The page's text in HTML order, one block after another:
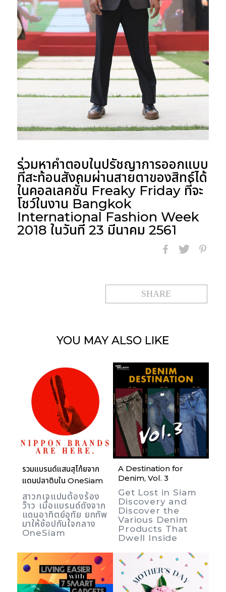
ร่วมหาคำตอบในปรัชญาการออกแบบ
ที่สะท้อนสังคมผ่านสายตาของสิทธ์ได้
ในคอลเลคชั่น Freaky Fridayที่จะ
โชว์ในงาน Bangkok
International Fashion Week
2018 ในวันที่ 23 มีนาคม 2561
SHARE
YOU MAYALSO LIKE
รวมแบรนด์แสนสุโก้ยจาก
แดนปลาดิบใน OneSiam
สาวกเจแปนต้องร้อง
ว๊าว เมื่อแบรนด์ดังจาก
แดนอาทิตย์อุทัย ยกทัพ
มาให้ช้อปกันใจกลาง
OneSiam
A Destination for
Denim, Vol. 3
Get Lost in Siam
Discovery and
Discover the
Various Denim
Products That
Dwell Inside